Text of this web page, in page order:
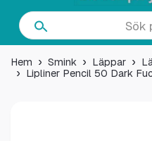
Hem Smink Läppar
Lipliner Pencil 50 Dark